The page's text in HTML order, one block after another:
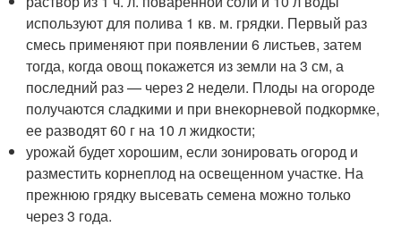
используют для полива 1 кв. м. грядки. Первый раз
смесь применяют при появлении 6 листьев, затем
тогда, когда овощ покажется из земли на 3 см, а
последний раз — через 2 недели. Плоды на огороде
получаются сладкими и при внекорневой подкормке,
ее разводят 60 г на 10 л жидкости;
урожай будет хорошим, если зонировать огород и
разместить корнеплод на освещенном участке. На
прежнюю грядку высевать семена можно только
через 3 года.